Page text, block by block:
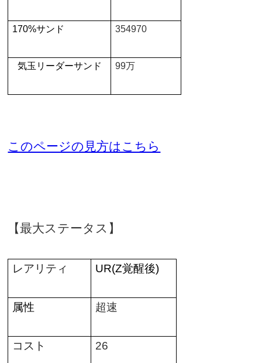
170%サンド 354970
気玉リーダーサンド 99万
このページの見方はこちら
【最大ステータス】
レアリティ UR(Z覚醒後)
属性 超速
コスト 26